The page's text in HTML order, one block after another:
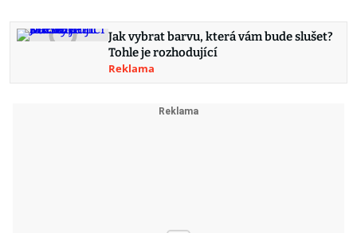
Jak vybrat barvu, která vám bude slušet?
Tohle je rozhodující
Reklama